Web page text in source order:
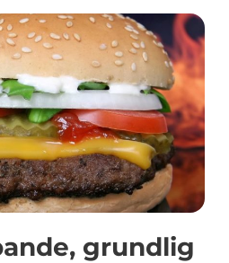
grundlig